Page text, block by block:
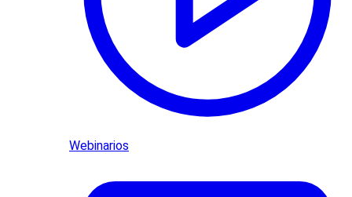
Webinarios